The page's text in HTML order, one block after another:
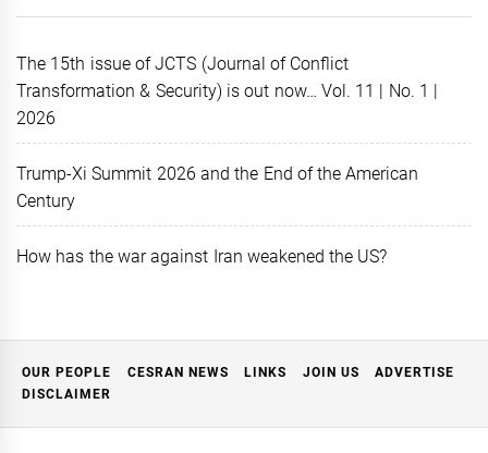
The 15th issue of JCTS (Journal of Conflict
Transformation & Security) is out now… Vol. 11 | No. 1 |
2026
Trump-Xi Summit 2026 and the End of the American
Century
How has the war against Iran weakened the US?
OUR PEOPLE CESRAN NEWS LINKS JOIN US
ADVERTISE
DISCLAIMER